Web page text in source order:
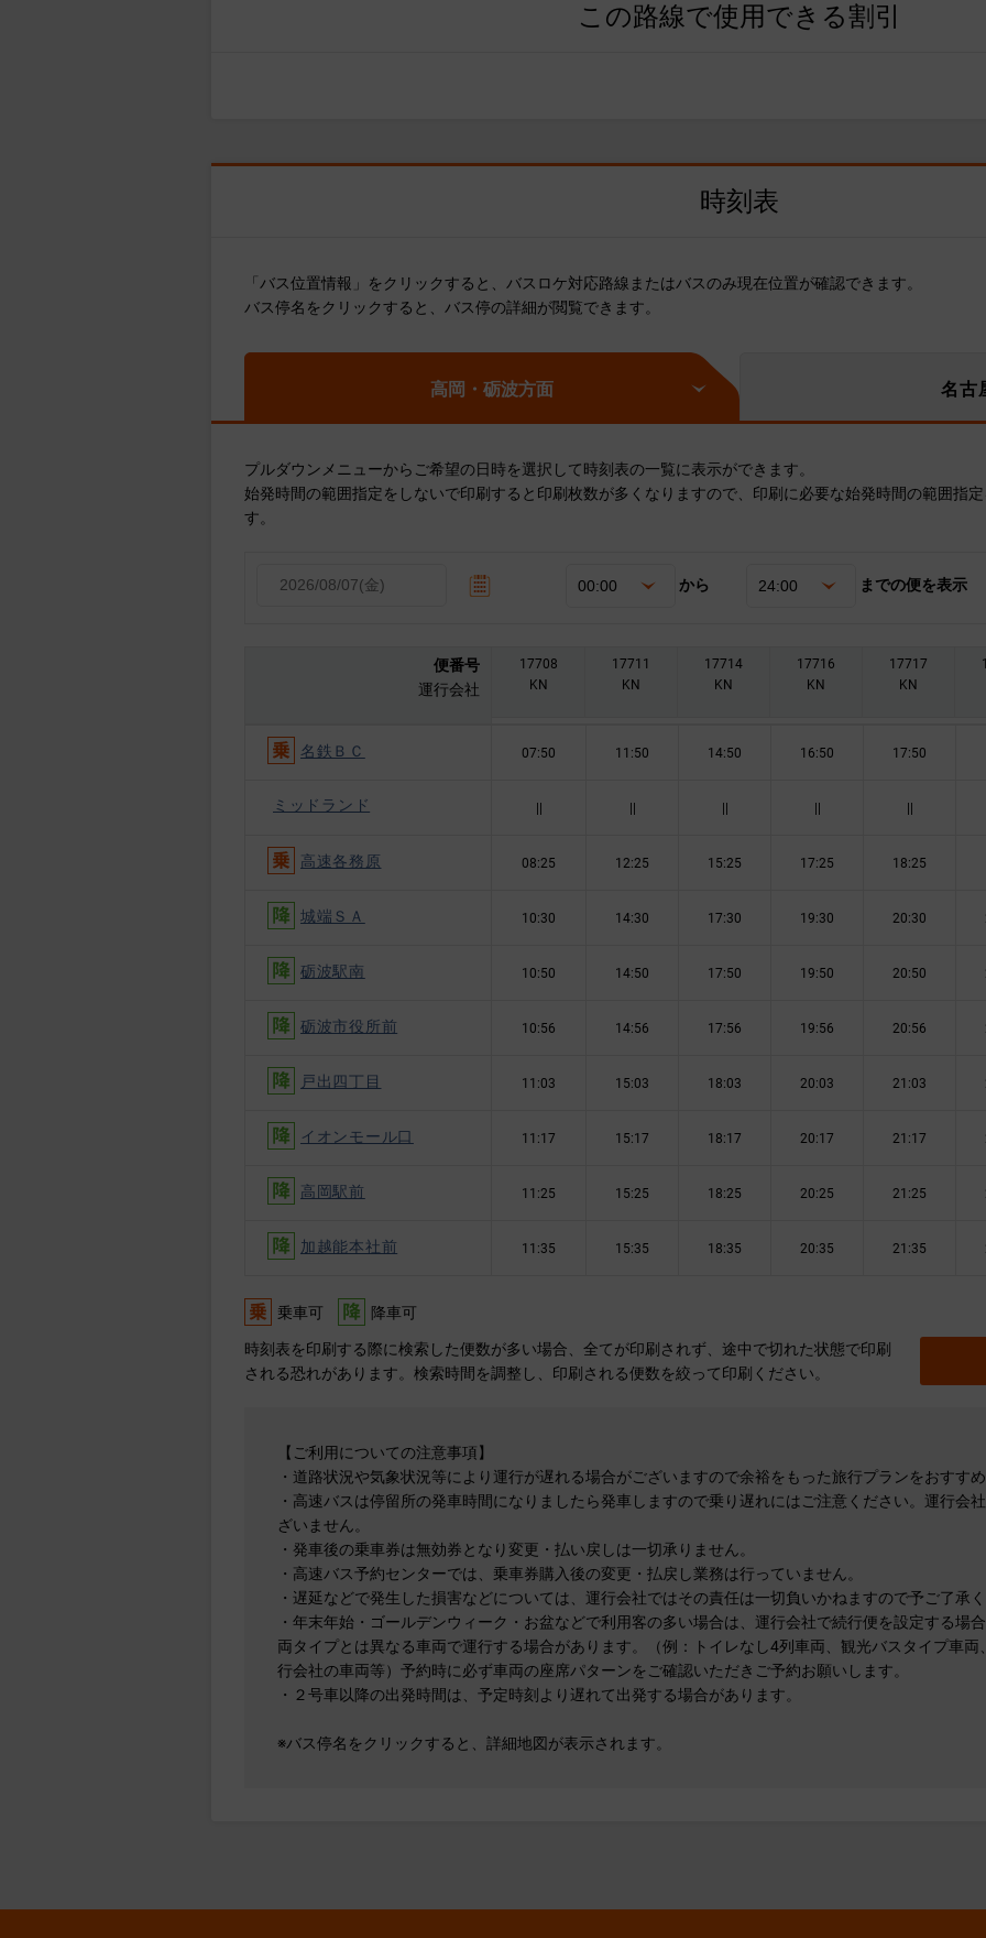
この路線で使用できる割引
時刻表
「バス位置情報」をクリックすると、バスロケ対応路線またはバスのみ現在位置が確認できます。
バス停名をクリックすると、バス停の詳細が閲覧できます。
高岡・砺波方面 名古
プルダウンメニューからご希望の日時を選択して時刻表の一覧に表示ができます。
始発時間の範囲指定をしないで印刷すると印刷枚数が多くなりますので、印刷に必要な始発時間の範囲指
す。
から までの便を表示
便番号
運行会社
17708
KN
17711
KN
17714
KN
17716
KN
17717
KN
名鉄ＢＣ
ミッドランド
高速各務原
城端ＳＡ
砺波駅南
砺波市役所前
戸出四丁目
イオンモール口
高岡駅前
加越能本社前
07:50 11:50 14:50 16:50 17:50
|| || || || ||
08:25 12:25 15:25 17:25 18:25
10:30 14:30 17:30 19:30 20:30
10:50 14:50 17:50 19:50 20:50
10:56 14:56 17:56 19:56 20:56
11:03 15:03 18:03 20:03 21:03
11:17 15:17 18:17 20:17 21:17
11:25 15:25 18:25 20:25 21:25
11:35 15:35 18:35 20:35 21:35
乗車可
降車可
時刻表を印刷する際に検索した便数が多い場合、全てが印刷されず、途中で切れた状態で印刷
される恐れがあります。検索時間を調整し、印刷される便数を絞って印刷ください。
【ご利用についての注意事項】
・道路状況や気象状況等により運行が遅れる場合がございますので余裕をもった旅行プランをおすす
・高速バスは停留所の発車時間になりましたら発車しますので乗り遅れにはご注意ください。運行会
ざいません。
・発車後の乗車券は無効券となり変更・払い戻しは一切承りません。
・高速バス予約センターでは、乗車券購入後の変更・払戻し業務は行っていません。
・遅延などで発生した損害などについては、運行会社ではその責任は一切負いかねますので予ご了承
・年末年始・ゴールデンウィーク・お盆などで利用客の多い場合は、運行会社で続行便を設定する場
両タイプとは異なる車両で運行する場合があります。（例：トイレなし4列車両、観光バスタイプ車
行会社の車両等）予約時に必ず車両の座席パターンをご確認いただきご予約お願いします。
・２号車以降の出発時間は、予定時刻より遅れて出発する場合があります。
※バス停名をクリックすると、詳細地図が表示されます。